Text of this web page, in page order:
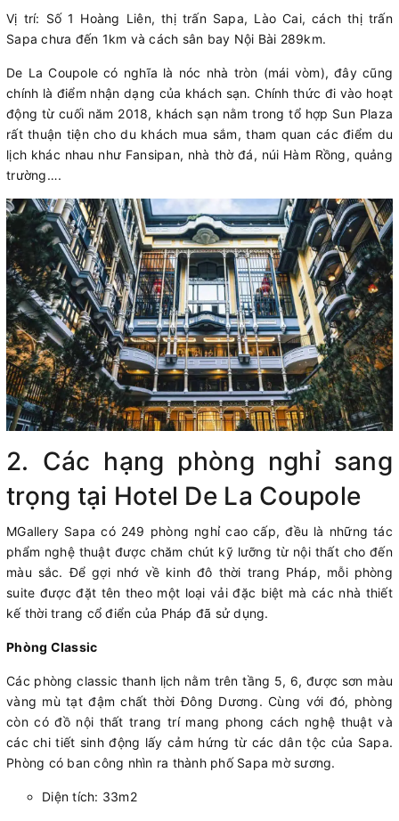
Vị trí: Số 1 Hoàng Liên, thị trấn Sapa, Lào Cai, cách thị trấn
Sapa chưa đến 1km và cách sân bay Nội Bài 289km.
De La Coupole có nghĩa là nóc nhà tròn (mái vòm), đây cũng
chính là điểm nhận dạng của khách sạn. Chính thức đi vào hoạt
động từ cuối năm 2018, khách sạn nằm trong tổ hợp Sun Plaza
rất thuận tiện cho du khách mua sắm, tham quan các điểm du
lịch khác nhau như Fansipan, nhà thờ đá, núi Hàm Rồng, quảng
trường….
2. Các hạng phòng nghỉ sang
trọng tại Hotel De La Coupole
MGallery Sapa có 249 phòng nghỉ cao cấp, đều là những tác
phẩm nghệ thuật được chăm chút kỹ lưỡng từ nội thất cho đến
màu sắc. Để gợi nhớ về kinh đô thời trang Pháp, mỗi phòng
suite được đặt tên theo một loại vải đặc biệt mà các nhà thiết
kế thời trang cổ điển của Pháp đã sử dụng.
Phòng Classic
Các phòng classic thanh lịch nằm trên tầng 5, 6, được sơn màu
vàng mù tạt đậm chất thời Đông Dương. Cùng với đó, phòng
còn có đồ nội thất trang trí mang phong cách nghệ thuật và
các chi tiết sinh động lấy cảm hứng từ các dân tộc của Sapa.
Phòng có ban công nhìn ra thành phố Sapa mờ sương.
Diện tích: 33m2